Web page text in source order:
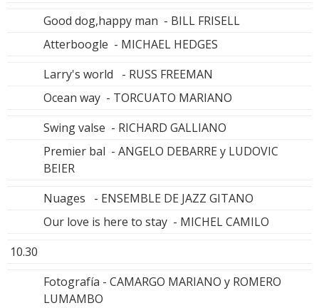
Good dog,happy man - BILL FRISELL
Atterboogle - MICHAEL HEDGES
Larry's world - RUSS FREEMAN
Ocean way - TORCUATO MARIANO
Swing valse - RICHARD GALLIANO
Premier bal - ANGELO DEBARRE y LUDOVIC
BEIER
Nuages - ENSEMBLE DE JAZZ GITANO
Our love is here to stay - MICHEL CAMILO
10.30
Fotografía - CAMARGO MARIANO y ROMERO
LUMAMBO